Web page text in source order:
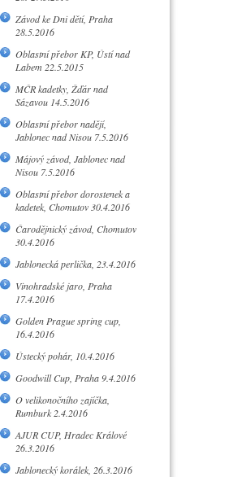
Závod ke Dni dětí, Praha
28.5.2016
Oblastní přebor KP, Ústí nad
Labem 22.5.2015
MČR kadetky, Žďár nad
Sázavou 14.5.2016
Oblastní přebor nadějí,
Jablonec nad Nisou 7.5.2016
Májový závod, Jablonec nad
Nisou 7.5.2016
Oblastní přebor dorostenek a
kadetek, Chomutov 30.4.2016
Čarodějnický závod, Chomutov
30.4.2016
Jablonecká perlička, 23.4.2016
Vinohradské jaro, Praha
17.4.2016
Golden Prague spring cup,
16.4.2016
Ústecký pohár, 10.4.2016
Goodwill Cup, Praha 9.4.2016
O velikonočního zajíčka,
Rumburk 2.4.2016
AJUR CUP, Hradec Králové
26.3.2016
Jablonecký korálek, 26.3.2016